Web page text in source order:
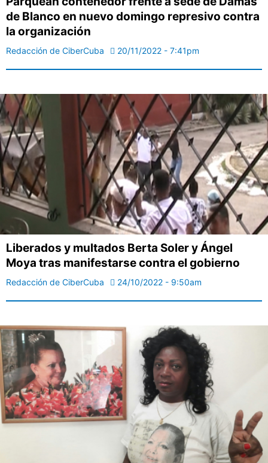
de Blanco en nuevo domingo represivo contra
la organización
Redacción de CiberCuba 20/11/2022 - 7:41pm
Liberados y multados Berta Soler y Ángel
Moya tras manifestarse contra el gobierno
Redacción de CiberCuba 24/10/2022 - 9:50am